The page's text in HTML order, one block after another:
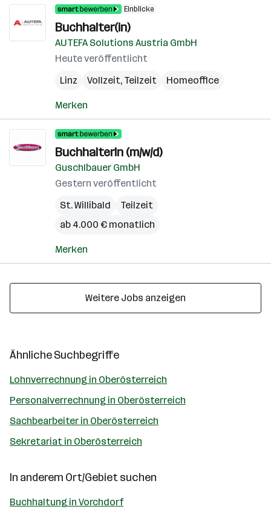
Einblicke
Buchhalter(in)
AUTEFA Solutions Austria GmbH
Heute veröffentlicht
Linz
Vollzeit, Teilzeit Homeoffice
Merken
BuchhalterIn (m/w/d)
Guschlbauer GmbH
Gestern veröffentlicht
St. Willibald
Teilzeit
ab 4.000 € monatlich
Merken
Weitere Jobs anzeigen
Ähnliche Suchbegriffe
Lohnverrechnung in Oberösterreich
Personalverrechnung in Oberösterreich
Sachbearbeiter in Oberösterreich
Sekretariat in Oberösterreich
In anderem Ort/Gebiet suchen
Buchhaltung in Vorchdorf